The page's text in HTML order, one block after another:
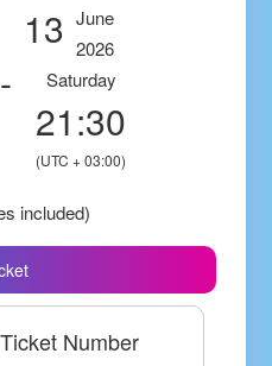
-
13 June
2026
Saturday
21:30
(UTC + 03:00)
included)
Ticket Number